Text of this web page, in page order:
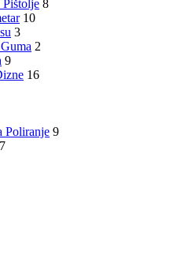
Pištolje 8
10
3
2
9
16
Poliranje 9